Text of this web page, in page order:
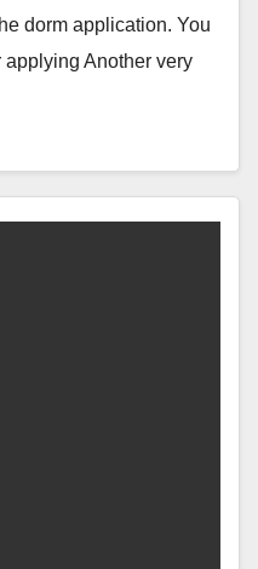
dorm application. You
Another very